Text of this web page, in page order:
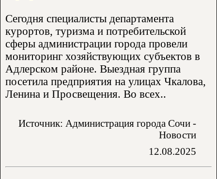
Сегодня специалисты департамента
курортов, туризма и потребительской
сферы администрации города провели
мониторинг хозяйствующих субъектов в
Адлерском районе. Выездная группа
посетила предприятия на улицах Чкалова,
Ленина и Просвещения. Во всех..
Источник: Администрация города Сочи -
Новости
12.08.2025